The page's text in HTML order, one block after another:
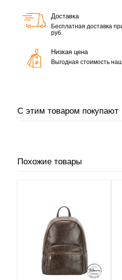
Доставка
Бесплатная доставка
руб.
Низкая цена
Выгодная стоимость
С этим товаром покупают
Похожие товары